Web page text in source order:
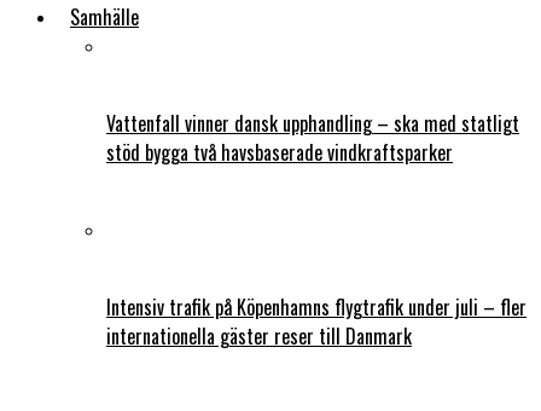
Samhälle
Vattenfall vinner dansk upphandling – ska med statligt
stöd bygga två havsbaserade vindkraftsparker
Intensiv trafik på Köpenhamns flygtrafik under juli – fler
internationella gäster reser till Danmark